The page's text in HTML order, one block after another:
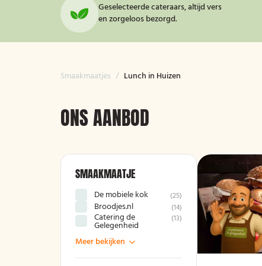
Geselecteerde cateraars, altijd vers
en zorgeloos bezorgd.
Smaakmaatjes / Lunch in Huizen
ONS AANBOD
SMAAKMAATJE
De mobiele kok (25)
Broodjes.nl (14)
Catering de
Gelegenheid
(13)
Meer bekijken